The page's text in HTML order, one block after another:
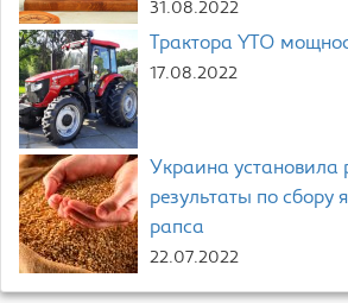
31.08.2022
Трактора YTO
17.08.2022
Украина установила
результаты по сбору
рапса
22.07.2022